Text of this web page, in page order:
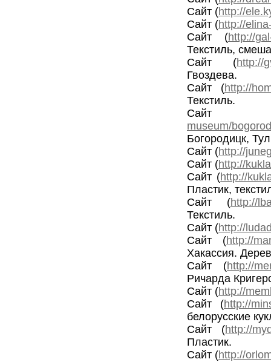
Сайт (http://
Сайт (http://
Сайт (http://
Текстиль,
Сайт (http://
Гвоздева.
Сайт (http://
Текстиль.
museum/
Богородицк,
Сайт (http://
Сайт (http://
Сайт (http://
Пластик,
Сайт (http://
Текстиль.
Сайт (http://
Сайт (http://
Хакассия.
Сайт (http://
Ричарда
Сайт (http://
Сайт (http://
белорусские
Сайт (http://
Пластик.
Сайт (http://